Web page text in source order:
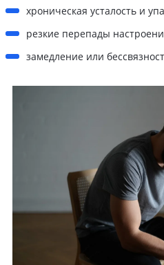
хроническая усталость и
резкие перепады
замедление или